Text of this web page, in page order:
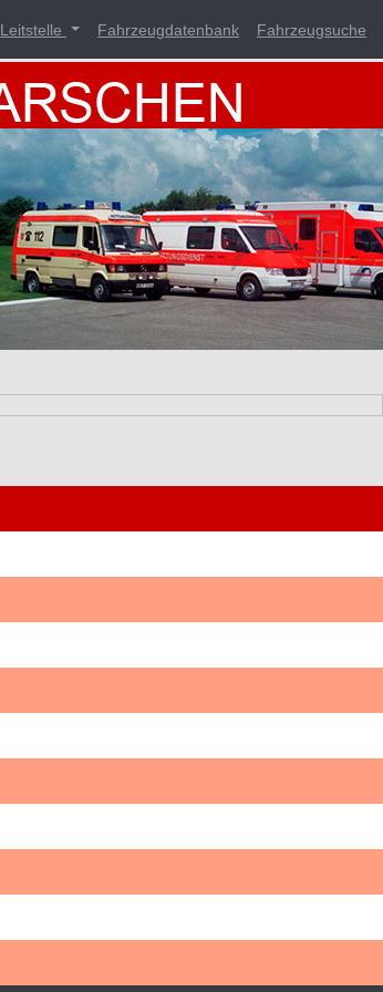
Leitstelle Fahrzeugdatenbank Fahrzeugsuche